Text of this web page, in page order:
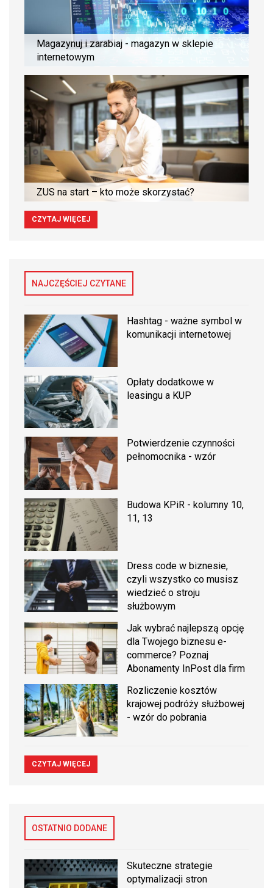
Magazynuj i zarabiaj - magazyn w sklepie
internetowym
ZUS na start – kto może skorzystać?
CZYTAJ WIĘCEJ
NAJCZĘŚCIEJ CZYTANE
Hashtag - ważne symbol w
komunikacji internetowej
Opłaty dodatkowe w
leasingu a KUP
Potwierdzenie czynności
pełnomocnika - wzór
Budowa KPiR - kolumny 10,
11, 13
Dress code w biznesie,
czyli wszystko co musisz
wiedzieć o stroju
służbowym
Jak wybrać najlepszą opcję
dla Twojego biznesu e-
commerce? Poznaj
Abonamenty InPost dla firm
Rozliczenie kosztów
krajowej podróży służbowej
- wzór do pobrania
CZYTAJ WIĘCEJ
OSTATNIO DODANE
Skuteczne strategie
optymalizacji stron